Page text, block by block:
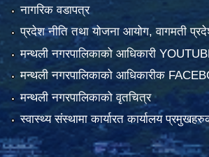
नागरिक वडापत्र
प्रदेश नीति तथा योजना आयोग, वागमती
मन्थली नगरपालिकाको आधिकारी
मन्थली नगरपालिकाको आधिकारीक
मन्थली नगरपालिकाको वृतचित्र
स्वास्थ्य संस्थामा कार्यारत कार्यालय